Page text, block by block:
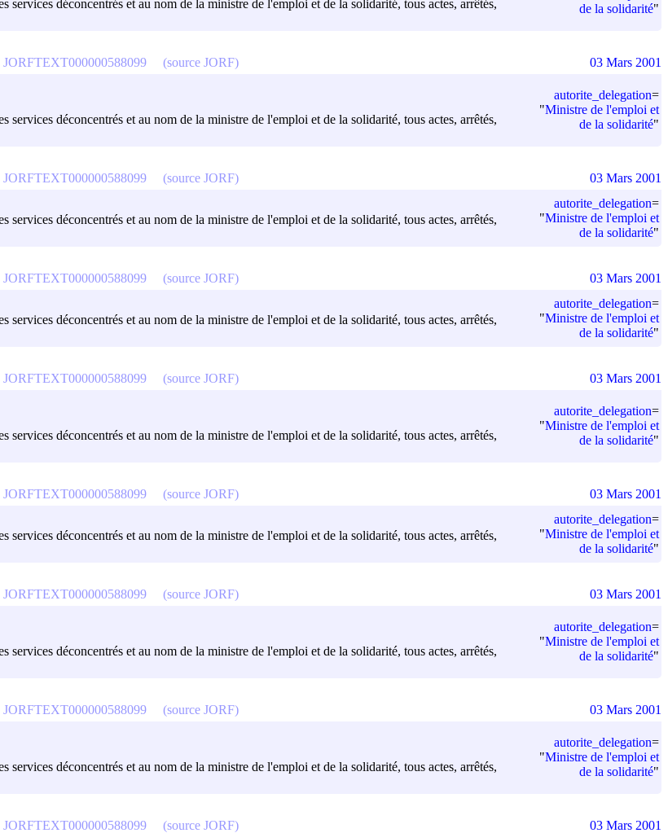
services déconcentrés et au nom de la ministre de l'emploi et de la solidarité, tous actes, arrêtés,
de la solidarité"
services déconcentrés et au nom de la ministre de l'emploi et de la solidarité, tous actes, arrêtés,
autorite_delegation=
"Ministre de l'emploi et
de la solidarité"
JORFTEXT000000588099 (source JORF) 03 Mars 2001
services déconcentrés et au nom de la ministre de l'emploi et de la solidarité, tous actes, arrêtés,
autorite_delegation=
"Ministre de l'emploi et
de la solidarité"
JORFTEXT000000588099 (source JORF) 03 Mars 2001
services déconcentrés et au nom de la ministre de l'emploi et de la solidarité, tous actes, arrêtés,
autorite_delegation=
"Ministre de l'emploi et
de la solidarité"
JORFTEXT000000588099 (source JORF) 03 Mars 2001
services déconcentrés et au nom de la ministre de l'emploi et de la solidarité, tous actes, arrêtés,
autorite_delegation=
"Ministre de l'emploi et
de la solidarité"
JORFTEXT000000588099 (source JORF) 03 Mars 2001
services déconcentrés et au nom de la ministre de l'emploi et de la solidarité, tous actes, arrêtés,
autorite_delegation=
"Ministre de l'emploi et
de la solidarité"
JORFTEXT000000588099 (source JORF) 03 Mars 2001
services déconcentrés et au nom de la ministre de l'emploi et de la solidarité, tous actes, arrêtés,
autorite_delegation=
"Ministre de l'emploi et
de la solidarité"
JORFTEXT000000588099 (source JORF) 03 Mars 2001
services déconcentrés et au nom de la ministre de l'emploi et de la solidarité, tous actes, arrêtés,
autorite_delegation=
"Ministre de l'emploi et
de la solidarité"
JORFTEXT000000588099 (source JORF) 03 Mars 2001
JORFTEXT000000588099 (source JORF) 03 Mars 2001